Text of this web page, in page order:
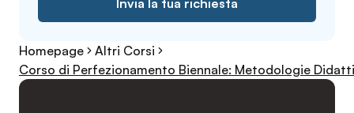
Invia la tua richiesta
Homepage
Altri Corsi
Corso di Perfezionamento Biennale: Metodologie